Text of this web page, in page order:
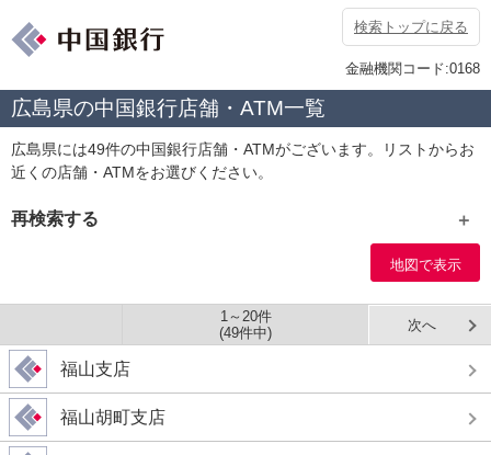
検索トップに戻る
金融機関コード:0168
広島県の中国銀行店舗・ATM一覧
広島県には49件の中国銀行店舗・ATMがございます。リストからお
近くの店舗・ATMをお選びください。
再検索する
店舗種別
店舗
ATM
地図で表示
1～20件
(49件中)
次へ
福山支店
福山胡町支店